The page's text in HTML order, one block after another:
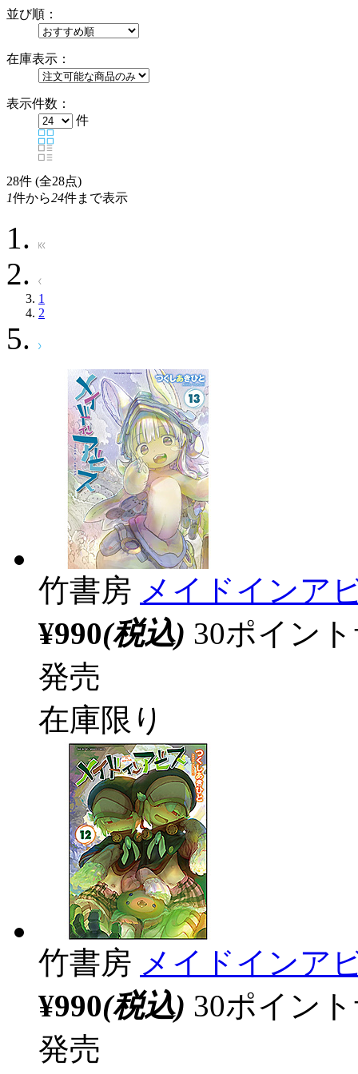
並び順：
在庫表示：
表示件数：
件
28件 (全28点)
1件から24件まで表示
1
2
竹書房 メイドインア
¥990(税込) 30ポイン
発売
在庫限り
竹書房 メイドインア
¥990(税込) 30ポイン
発売